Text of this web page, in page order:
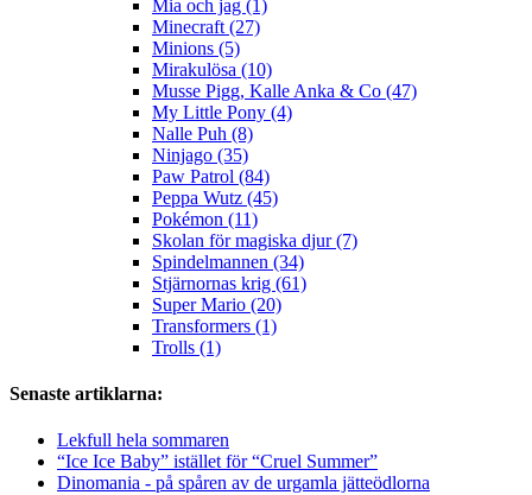
Mia och jag (1)
Minecraft (27)
Minions (5)
Mirakulösa (10)
Musse Pigg, Kalle Anka & Co (47)
My Little Pony (4)
Nalle Puh (8)
Ninjago (35)
Paw Patrol (84)
Peppa Wutz (45)
Pokémon (11)
Skolan för magiska djur (7)
Spindelmannen (34)
Stjärnornas krig (61)
Super Mario (20)
Transformers (1)
Trolls (1)
Senaste artiklarna:
Lekfull hela sommaren
“Ice Ice Baby” istället för “Cruel Summer”
Dinomania - på spåren av de urgamla jätteödlorna